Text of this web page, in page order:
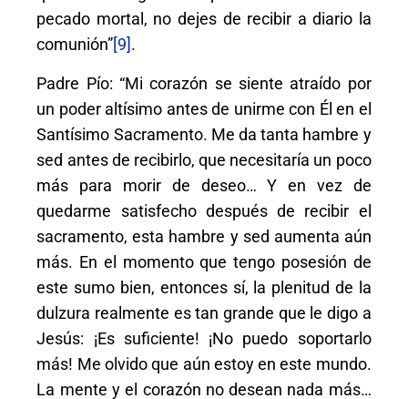
pecado mortal, no dejes de recibir a diario la
comunión”[9].
Padre Pío: “Mi corazón se siente atraído por
un poder altísimo antes de unirme con Él en el
Santísimo Sacramento. Me da tanta hambre y
sed antes de recibirlo, que necesitaría un poco
más para morir de deseo… Y en vez de
quedarme satisfecho después de recibir el
sacramento, esta hambre y sed aumenta aún
más. En el momento que tengo posesión de
este sumo bien, entonces sí, la plenitud de la
dulzura realmente es tan grande que le digo a
Jesús: ¡Es suficiente! ¡No puedo soportarlo
más! Me olvido que aún estoy en este mundo.
La mente y el corazón no desean nada más…